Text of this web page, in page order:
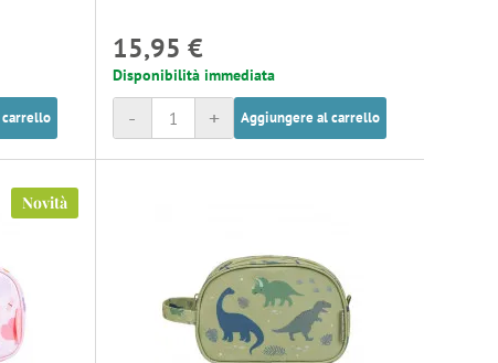
carrello
15,95 €
Disponibilità immediata
+
- Aggiungere al carrello
Novità